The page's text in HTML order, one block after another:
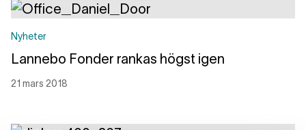
Nyheter
Lannebo Fonder rankas högst igen
21 mars 2018